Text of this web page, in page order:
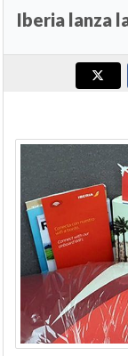
Iberia lanza